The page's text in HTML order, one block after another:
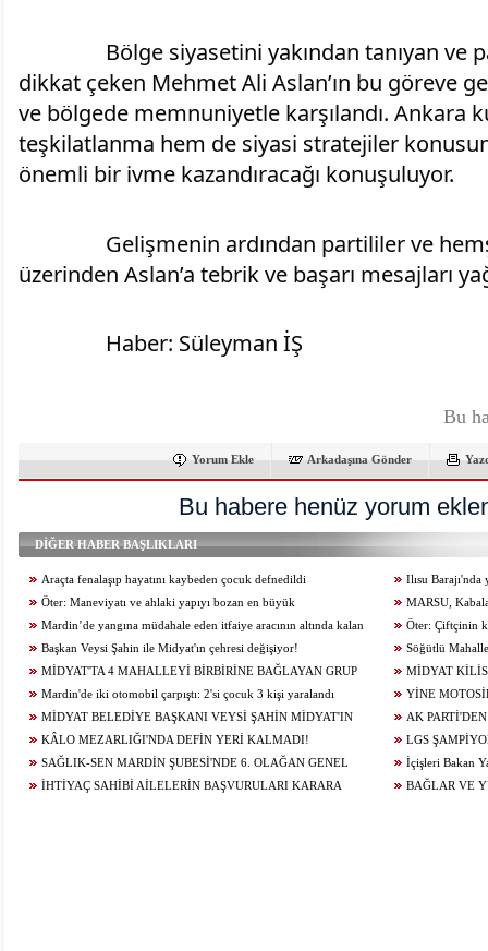
dikkat çeken Mehmet Ali Aslan’ın bu göreve
ve bölgede memnuniyetle karşılandı. Ankara
teşkilatlanma hem de siyasi stratejiler
önemli bir ivme kazandıracağı konuşuluyor.
üzerinden Aslan’a tebrik ve başarı mesajları
		​Haber: Süleyman İŞ
Bu
Yorum Ekle Arkadaşına Gönder
Bu habere henüz yorum
DİĞER HABER BAŞLIKLARI
Araçta fenalaşıp hayatını kaybeden çocuk defnedildi
Ilısu Barajı'nda
geçti
Öter: Maneviyatı ve ahlaki yapıyı bozan en büyük
olumsuzluklardan biri de sanal kumardır
MARSU,
Yeniliyor
Mardin’de yangına müdahale eden itfaiye aracının altında kalan
itfaiye eri öldü
Öter: Çiftçinin
alınmamalı
Başkan Veysi Şahin ile Midyat'ın çehresi değişiyor!
Söğütlü
Ediyor
MİDYAT'TA 4 MAHALLEYİ BİRBİRİNE BAĞLAYAN GRUP
YOLU YENİLENDİ
MİDYAT
Mardin'de iki otomobil çarpıştı: 2'si çocuk 3 kişi yaralandı
YİNE
ÇARPIŞTI: 1
MİDYAT BELEDİYE BAŞKANI VEYSİ ŞAHİN MİDYAT'IN
GELECEĞİ İÇİN ÇALIŞIYOR...
AK
KÂLO MEZARLIĞI'NDA DEFİN YERİ KALMADI!
LGS
KONUĞU OLDU
SAĞLIK-SEN MARDİN ŞUBESİ'NDE 6. OLAĞAN GENEL
KURUL HEYECANI YAŞANIYOR!
İçişleri Bakan
İHTİYAÇ SAHİBİ AİLELERİN BAŞVURULARI KARARA
BAĞLAR VE